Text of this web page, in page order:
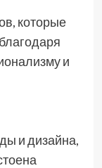
которые
и
и дизайна,